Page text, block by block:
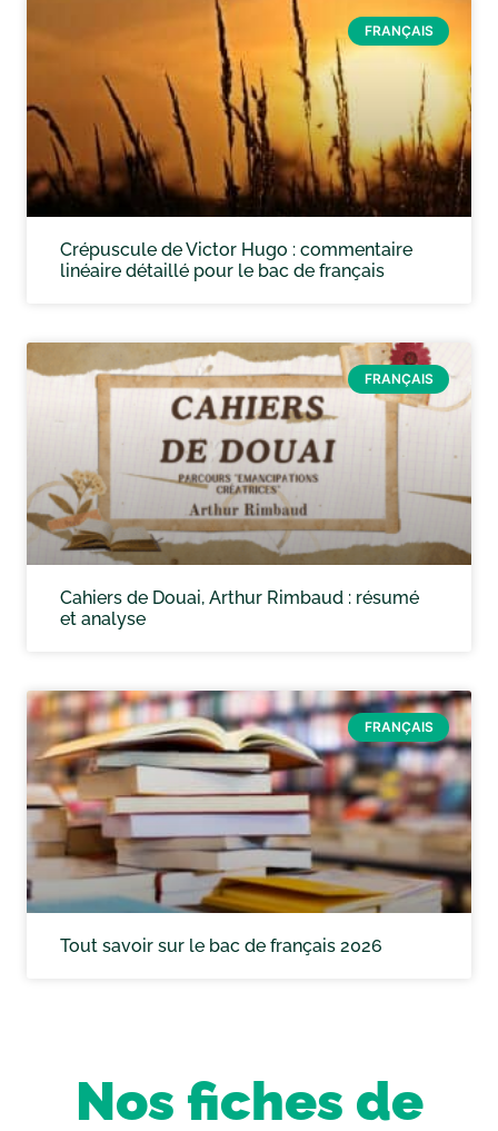
FRANÇAIS
Crépuscule de Victor Hugo : commentaire
linéaire détaillé pour le bac de français
FRANÇAIS
Cahiers de Douai, Arthur Rimbaud : résumé
et analyse
FRANÇAIS
Tout savoir sur le bac de français 2026
Nos fiches de